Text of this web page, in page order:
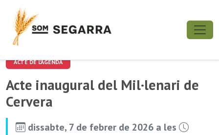
ACTE DE L'AGENDA
Acte inaugural del Mil·lenari de
Cervera
dissabte, 7 de febrer de 2026 a les